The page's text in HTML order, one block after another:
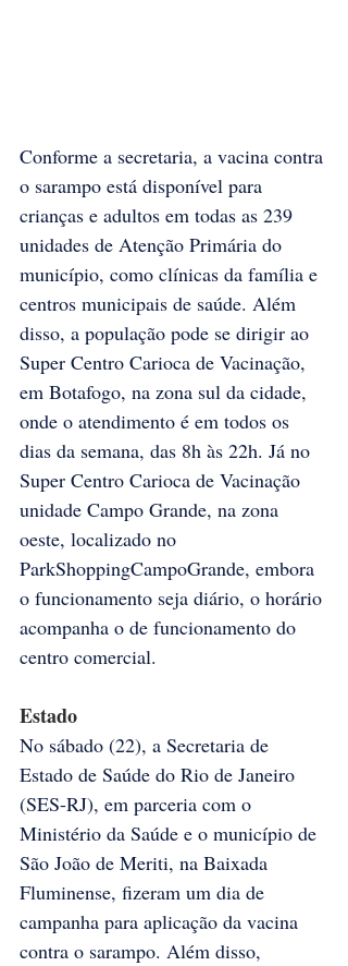
Conforme a secretaria, a vacina contra
o sarampo está disponível para
crianças e adultos em todas as 239
unidades de Atenção Primária do
município, como clínicas da família e
centros municipais de saúde. Além
disso, a população pode se dirigir ao
Super Centro Carioca de Vacinação,
em Botafogo, na zona sul da cidade,
onde o atendimento é em todos os
dias da semana, das 8h às 22h. Já no
Super Centro Carioca de Vacinação
unidade Campo Grande, na zona
oeste, localizado no
ParkShoppingCampoGrande, embora
o funcionamento seja diário, o horário
acompanha o de funcionamento do
centro comercial.
Estado
No sábado (22), a Secretaria de
Estado de Saúde do Rio de Janeiro
(SES-RJ), em parceria com o
Ministério da Saúde e o município de
São João de Meriti, na Baixada
Fluminense, fizeram um dia de
campanha para aplicação da vacina
contra o sarampo. Além disso,